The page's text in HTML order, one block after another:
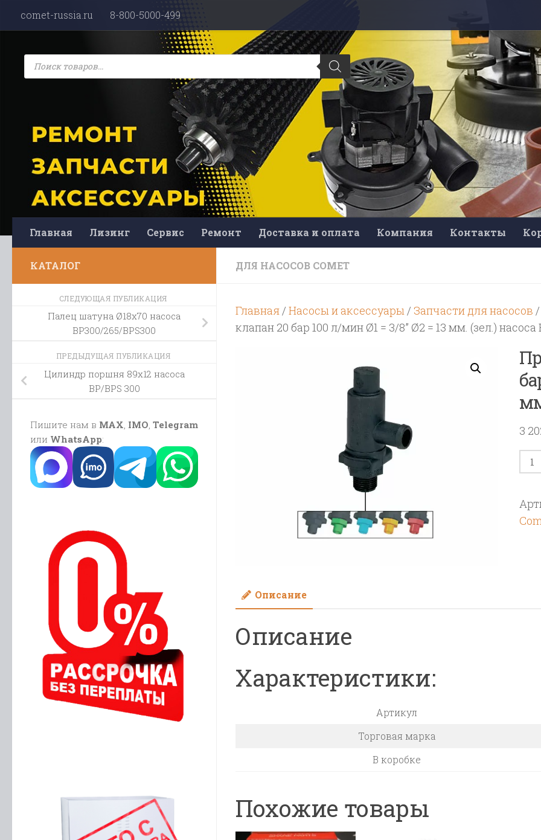
Перейти к содержимому
comet-russia.ru 8-800-5000-499
Поиск
товаров
Главная Лизинг Сервис Ремонт Доставка и оплата Компания Контакты
ДЛЯ НАСОСОВ COMET
Главная / Насосы и аксессуары / Запчасти для насосов /
клапан 20 бар 100 л/мин Ø1 = 3/8” Ø2 = 13 мм. (зел.) насоса
3
20
Описание
Описание
Характеристики:
Артикул
Торговая марка
В коробке
Похожие товары
КАТАЛОГ
СЛЕДУЮЩАЯ ПУБЛИКАЦИЯ
Палец шатуна Ø18х70 насоса
BP300/265/BPS300
ПРЕДЫДУЩАЯ ПУБЛИКАЦИЯ
Цилиндр поршня 89х12 насоса
BP/BPS 300
Пишите нам в MAX IMO Telegram
или WhatsApp: